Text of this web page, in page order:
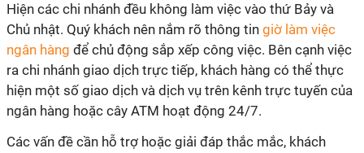
Hiện các chi nhánh đều không làm việc vào thứ Bảy và
Chủ nhật. Quý khách nên nắm rõ thông tin giờ làm việc
ngân hàng để chủ động sắp xếp công việc. Bên cạnh việc
ra chi nhánh giao dịch trực tiếp, khách hàng có thể thực
hiện một số giao dịch và dịch vụ trên kênh trực tuyến của
ngân hàng hoặc cây ATM hoạt động 24/7.
Các vấn đề cần hỗ trợ hoặc giải đáp thắc mắc, khách